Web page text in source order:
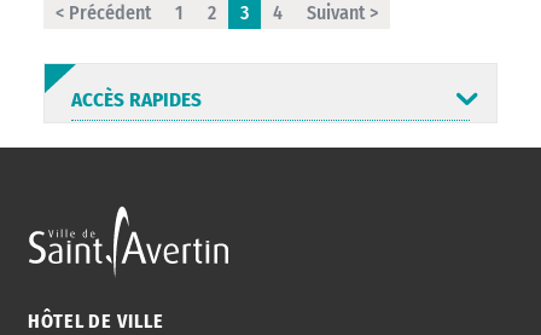
< Précédent 1 2 3 4 Suivant >
ACCÈS RAPIDES
ANNUAIRE
HORAIRES
HÔTEL DE VILLE